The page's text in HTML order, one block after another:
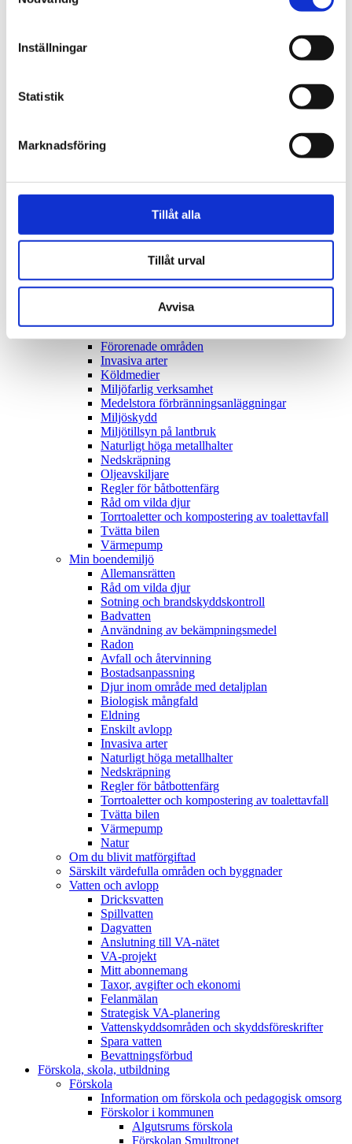
Inställningar
Statistik
Marknadsföring
Tillåt alla
Tillåt urval
Avvisa
Regelbundna vattentester för tryggt dricksvatten
Kungörelse av bygglov
Checklista för att starta livsmedelsverksamhet
Egenkontroll för livsmedelsverksamhet
Livsmedelslokaler
Avfall från företag
Avfall och återvinning
Bekämpningsmedel
Beslut om betydande miljöpåverkan
Cisterner
Djur inom område med detaljplan
Förorenade områden
Invasiva arter
Köldmedier
Miljöfarlig verksamhet
Medelstora förbränningsanläggningar
Miljöskydd
Miljötillsyn på lantbruk
Naturligt höga metallhalter
Nedskräpning
Oljeavskiljare
Regler för båtbottenfärg
Råd om vilda djur
Torrtoaletter och kompostering av toalettavfall
Tvätta bilen
Värmepump
Min boendemiljö
Allemansrätten
Råd om vilda djur
Sotning och brandskyddskontroll
Badvatten
Användning av bekämpningsmedel
Radon
Avfall och återvinning
Bostadsanpassning
Djur inom område med detaljplan
Biologisk mångfald
Eldning
Enskilt avlopp
Invasiva arter
Naturligt höga metallhalter
Nedskräpning
Regler för båtbottenfärg
Torrtoaletter och kompostering av toalettavfall
Tvätta bilen
Värmepump
Natur
Om du blivit matförgiftad
Särskilt värdefulla områden och byggnader
Vatten och avlopp
Dricksvatten
Spillvatten
Dagvatten
Anslutning till VA-nätet
VA-projekt
Mitt abonnemang
Taxor, avgifter och ekonomi
Felanmälan
Strategisk VA-planering
Vattenskyddsområden och skyddsföreskrifter
Spara vatten
Bevattningsförbud
Förskola, skola, utbildning
Förskola
Information om förskola och pedagogisk omsorg
Förskolor i kommunen
Algutsrums förskola
Förskolan Smultronet